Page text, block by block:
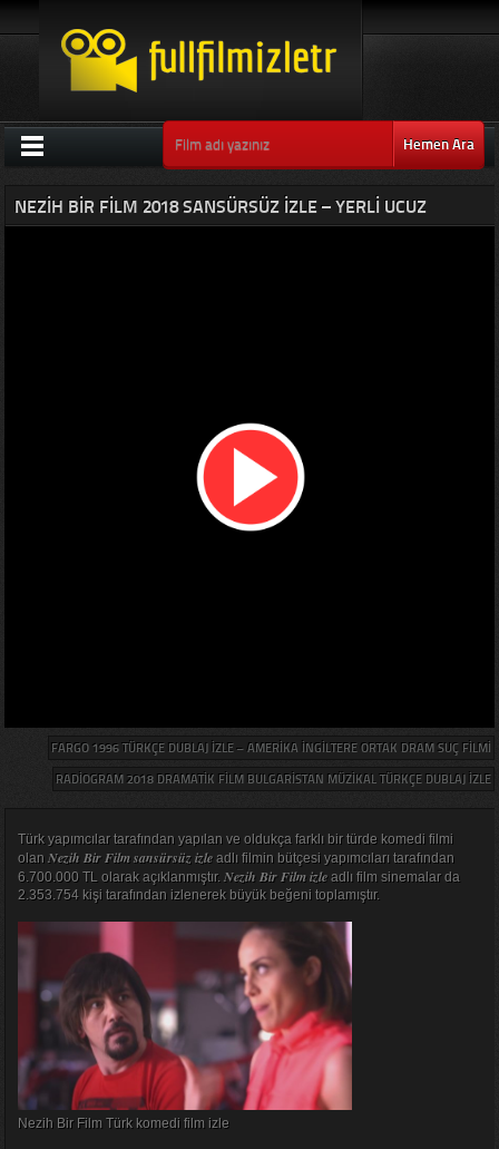
Hemen Ara
NEZIH BIR FILM 2018 SANSÜRSÜZ IZLE – YERLI UCUZ
FARGO 1996 TÜRKÇE DUBLAJ IZLE – AMERIKA İNGILTERE ORTAK DRAM SUÇ FILMI
RADIOGRAM 2018 DRAMATIK FILM BULGARISTAN MÜZIKAL TÜRKÇE DUBLAJ IZLE
Türk yapımcılar tarafından yapılan ve oldukça farklı bir türde komedi filmi
olan Nezih Bir Film sansürsüz izleadlı filmin bütçesi yapımcıları tarafından
6.700.000 TL olarak açıklanmıştır. Nezih Bir Film izleadlı film sinemalar da
2.353.754 kişi tarafından izlenerek büyük beğeni toplamıştır.
Nezih Bir Film Türk komedi film izle